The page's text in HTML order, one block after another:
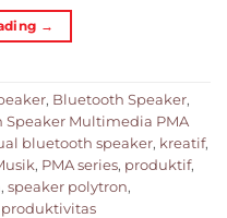
→
, Bluetooth Speaker,
Speaker Multimedia PMA
bluetooth speaker, kreatif,
, PMA series, produktif,
, speaker polytron,